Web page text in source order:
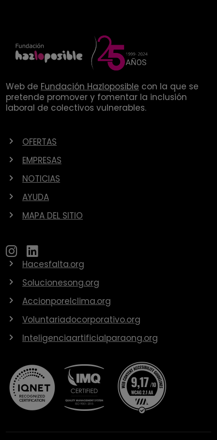
Web de Fundación Hazloposible con la que se
pretende promover y fomentar la inclusión
laboral de colectivos vulnerables.
OFERTAS
EMPRESAS
NOTICIAS
AYUDA
MAPA DEL SITIO
Hacesfalta.org
Solucionesong.org
Accionporelclima.org
Voluntariadocorporativo.org
Inteligenciaartificialparaong.org